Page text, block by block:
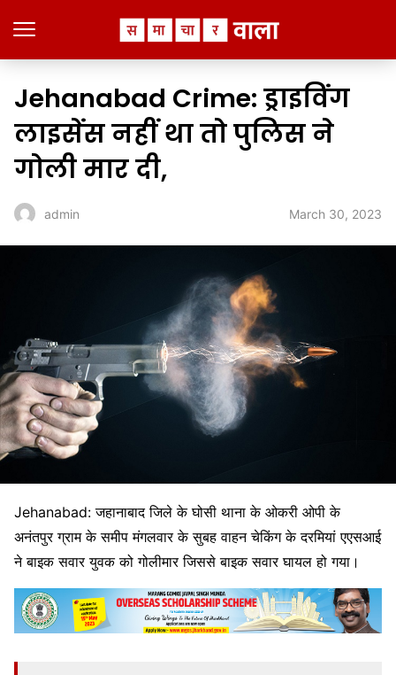
Jehanabad Crime: ड्राइविंग
लाइसेंस नहीं था तो पुलिस ने
गोली मार दी,
admin March 30, 2023
Jehanabad: जहानाबाद जिले के घोसी थाना के ओकरी ओपी के
अनंतपुर ग्राम के समीप मंगलवार के सुबह वाहन चेकिंग के दरमियां एएसआई
ने बाइक सवार युवक को गोलीमार जिससे बाइक सवार घायल हो गया।